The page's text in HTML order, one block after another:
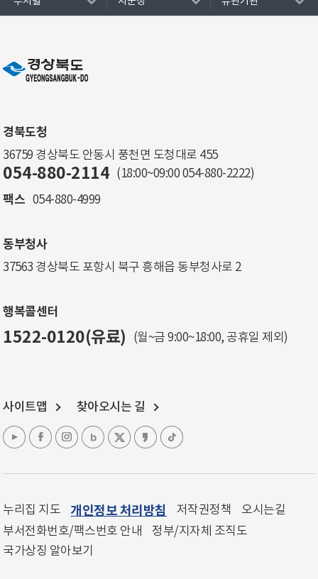
경북도청
36759 경상북도 안동시 풍천면 도청대로 455
054-880-2114 (18:00~09:00 054-880-2222)
팩스 054-880-4999
동부청사
37563 경상북도 포항시 북구 흥해읍 동부청사로 2
행복콜센터
1522-0120(유료) (월~금 9:00~18:00, 공휴일 제외)
사이트맵 찾아오시는 길
누리집 지도 개인정보 처리방침 저작권정책
오시는길
부서전화번호/팩스번호 안내
정부/지자체 조직도
국가상징 알아보기